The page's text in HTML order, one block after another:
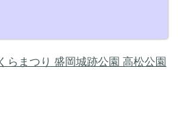
らまつり 盛岡城跡公園 高松公園